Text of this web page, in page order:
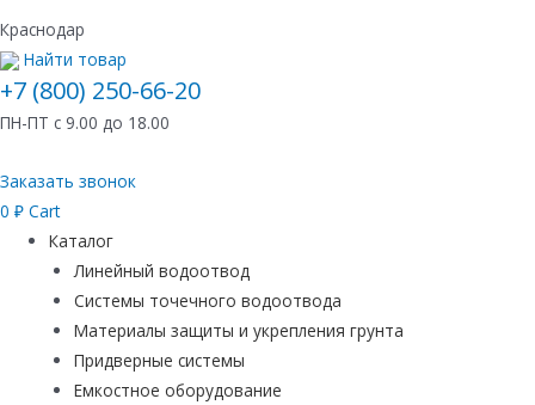
Краснодар
Найти товар
+7 (800) 250-66-20
ПН-ПТ с 9.00 до 18.00
Заказать звонок
0 ₽ Cart
Каталог
Линейный водоотвод
Системы точечного водоотвода
Материалы защиты и укрепления грунта
Придверные системы
Емкостное оборудование